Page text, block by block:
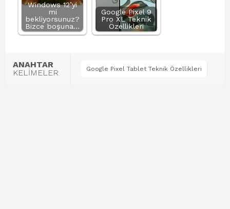
Windows 12’yi
mi
bekliyorsunuz?
Bizce boşuna…
Google Pixel 9
Pro XL Teknik
Özellikleri
ANAHTAR
KELİMELER
Google Pixel Tablet Teknik Özellikleri